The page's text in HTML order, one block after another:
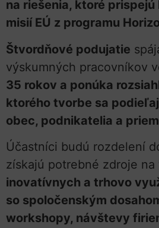
na riešenia, ktoré
misií EÚ z programu
Štvordňové podujatie
výskumných pracovníkov
35 rokov a ponúka
ktorého tvorbe sa
obec, podnikatelia a
Účastníci budú rozdelení
získajú potrebné zdroje na
inovatívnych a trhovo
so spoločenským
workshopy, návštevy